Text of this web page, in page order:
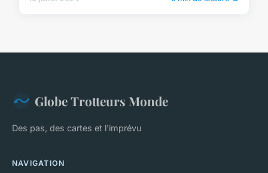
Globe Trotteurs Monde
Des pas, des cartes et l'imprévu
NAVIGATION